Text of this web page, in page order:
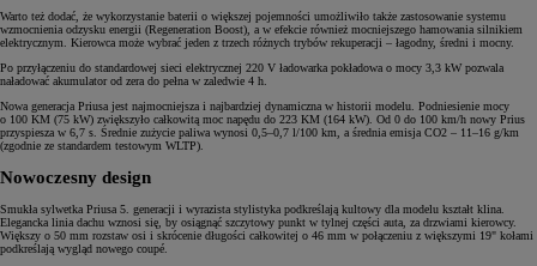
Warto też dodać, że wykorzystanie baterii o większej pojemności umożliwiło także zastosowanie systemu
wzmocnienia odzysku energii (Regeneration Boost), a w efekcie również mocniejszego hamowania silnikiem
elektrycznym. Kierowca może wybrać jeden z trzech różnych trybów rekuperacji – łagodny, średni i mocny.
Po przyłączeniu do standardowej sieci elektrycznej 220 V ładowarka pokładowa o mocy 3,3 kW pozwala
naładować akumulator od zera do pełna w zaledwie 4 h.
Nowa generacja Priusa jest najmocniejsza i najbardziej dynamiczna w historii modelu. Podniesienie mocy
o 100 KM (75 kW) zwiększyło całkowitą moc napędu do 223 KM (164 kW). Od 0 do 100 km/h nowy Prius
przyspiesza w 6,7 s. Średnie zużycie paliwa wynosi 0,5–0,7 l/100 km, a średnia emisja CO2 – 11–16 g/km
(zgodnie ze standardem testowym WLTP).
Nowoczesny design
Smukła sylwetka Priusa 5. generacji i wyrazista stylistyka podkreślają kultowy dla modelu kształt klina.
Elegancka linia dachu wznosi się, by osiągnąć szczytowy punkt w tylnej części auta, za drzwiami kierowcy.
Większy o 50 mm rozstaw osi i skrócenie długości całkowitej o 46 mm w połączeniu z większymi 19" kołami
podkreślają wygląd nowego coupé.